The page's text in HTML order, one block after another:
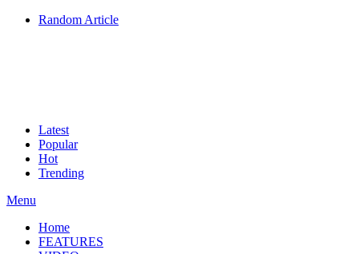
Random Article
Latest
Popular
Hot
Trending
Menu
Home
FEATURES